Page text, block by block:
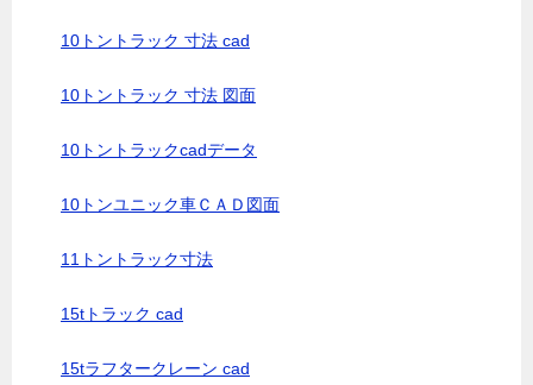
10トントラック 寸法 cad
10トントラック 寸法 図面
10トントラックcadデータ
10トンユニック車ＣＡＤ図面
11トントラック寸法
15tトラック cad
15tラフタークレーン cad